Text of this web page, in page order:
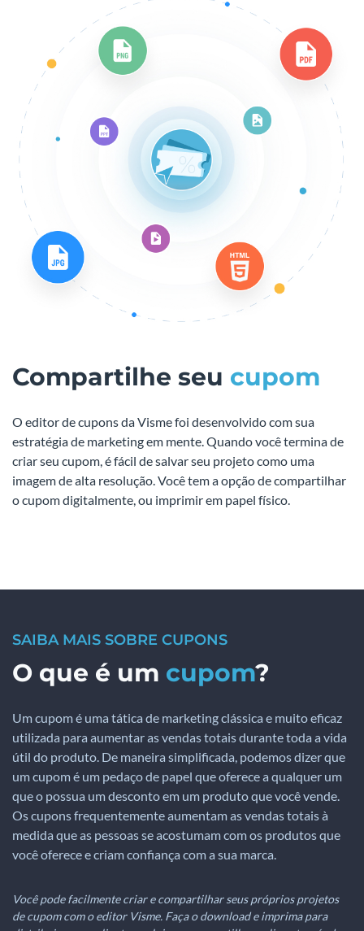
Compartilhe seu cupom
O editor de cupons da Visme foi desenvolvido com sua
estratégia de marketing em mente. Quando você termina de
criar seu cupom, é fácil de salvar seu projeto como uma
imagem de alta resolução. Você tem a opção de compartilhar
o cupom digitalmente, ou imprimir em papel físico.
SAIBA MAIS SOBRE CUPONS
O que é um cupom?
Um cupom é uma tática de marketing clássica e muito eficaz
utilizada para aumentar as vendas totais durante toda a vida
útil do produto. De maneira simplificada, podemos dizer que
um cupom é um pedaço de papel que oferece a qualquer um
que o possua um desconto em um produto que você vende.
Os cupons frequentemente aumentam as vendas totais à
medida que as pessoas se acostumam com os produtos que
você oferece e criam confiança com a sua marca.
Você pode facilmente criar e compartilhar seus próprios projetos
de cupom com o editor Visme. Faça o download e imprima para